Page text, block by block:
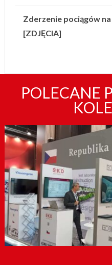
Zderzenie pociągów
[ZDJĘCIA]
POLECANE